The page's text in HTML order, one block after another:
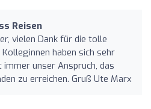
Reisen
vielen Dank für die tolle
Kolleginnen haben sich sehr
unser Anspruch, das
zu erreichen. Gruß Ute Marx